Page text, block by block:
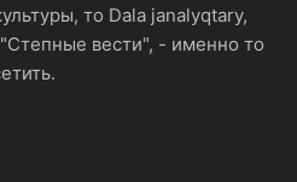
то Dala janalyqtary,
вести", - именно то